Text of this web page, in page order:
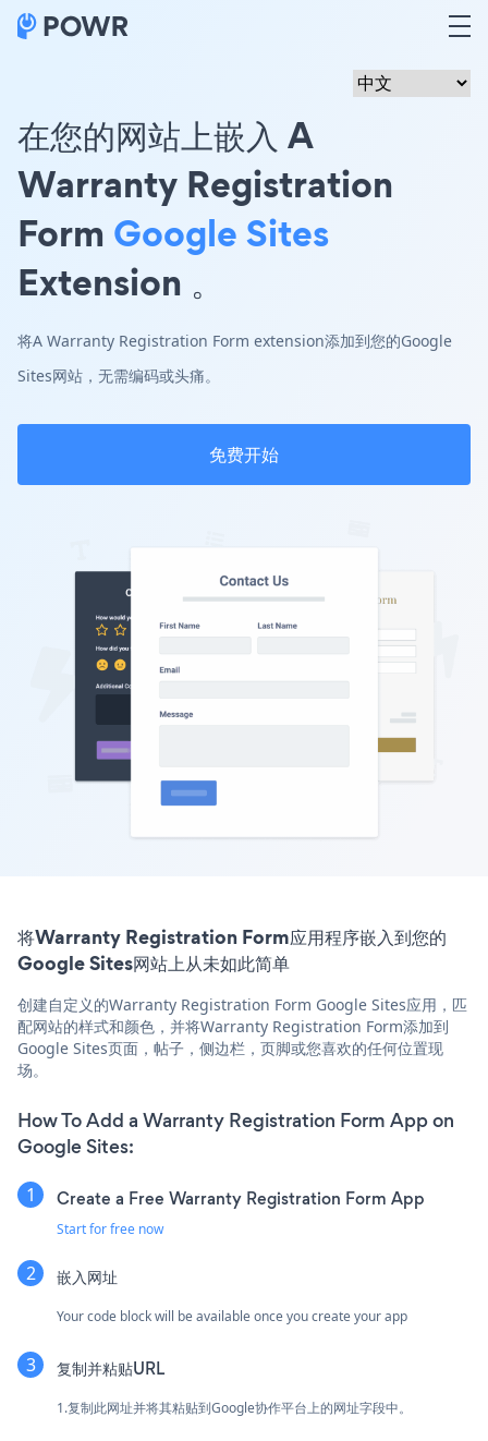
在您的网站上嵌入 A
Warranty Registration
Form Google Sites
Extension 。
将A Warranty Registration Form extension添加到您的Google
Sites网站，无需编码或头痛。
免费开始
将Warranty Registration Form应用程序嵌入到您的
Google Sites网站上从未如此简单
创建自定义的Warranty Registration Form Google Sites应用，匹
配网站的样式和颜色，并将Warranty Registration Form添加到
Google Sites页面，帖子，侧边栏，页脚或您喜欢的任何位置现
场。
How To Add a Warranty Registration Form App on
Google Sites:
Create a Free Warranty Registration Form App
Start for free now
嵌入网址
Your code block will be available once you create your app
复制并粘贴URL
1.复制此网址并将其粘贴到Google协作平台上的网址字段中。